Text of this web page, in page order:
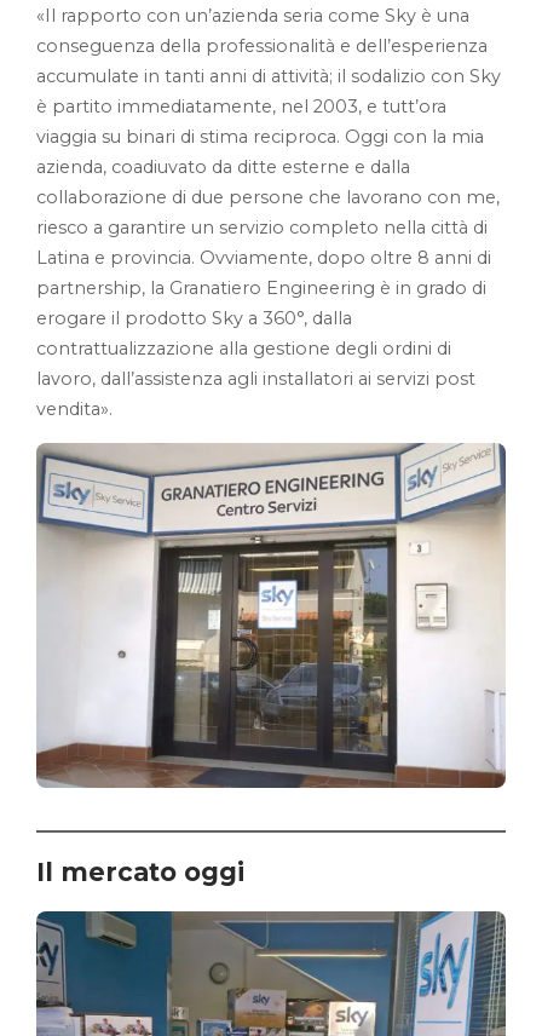
«Il rapporto con un’azienda seria come Sky è una
conseguenza della professionalità e dell’esperienza
accumulate in tanti anni di attività; il sodalizio con Sky
è partito immediatamente, nel 2003, e tutt’ora
viaggia su binari di stima reciproca. Oggi con la mia
azienda, coadiuvato da ditte esterne e dalla
collaborazione di due persone che lavorano con me,
riesco a garantire un servizio completo nella città di
Latina e provincia. Ovviamente, dopo oltre 8 anni di
partnership, la Granatiero Engineering è in grado di
erogare il prodotto Sky a 360°, dalla
contrattualizzazione alla gestione degli ordini di
lavoro, dall’assistenza agli installatori ai servizi post
vendita».
Il mercato oggi